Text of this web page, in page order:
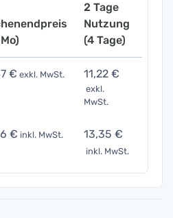
2 Tage
Nutzung
(4 Tage)
€ exkl. MwSt. 11,22 €
exkl.
MwSt.
€ inkl. MwSt. 13,35 €
inkl. MwSt.